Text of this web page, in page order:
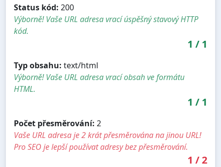
Status kód: 200
Výborně! Vaše URL adresa vrací úspěšný stavový HTTP
kód.
1 / 1
Typ obsahu: text/html
Výborně! Vaše URL adresa vrací obsah ve formátu
HTML.
1 / 1
Počet přesměrování: 2
Vaše URL adresa je 2 krát přesměrována na jinou URL!
Pro SEO je lepší používat adresy bez přesměrování.
1 /2